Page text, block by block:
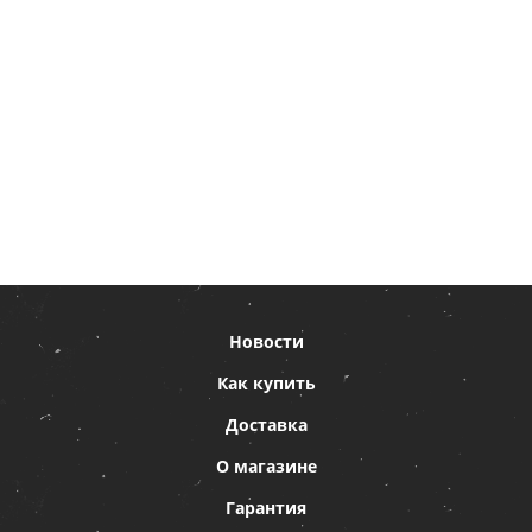
Новости
Как купить
Доставка
О магазине
Гарантия